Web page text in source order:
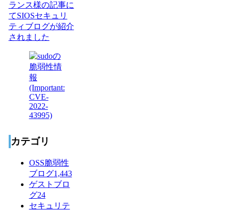
ランス様の記事に
てSIOSセキュリ
ティブログが紹介
されました
カテゴリ
OSS脆弱性
ブログ1,443
ゲストブロ
グ24
セキュリテ